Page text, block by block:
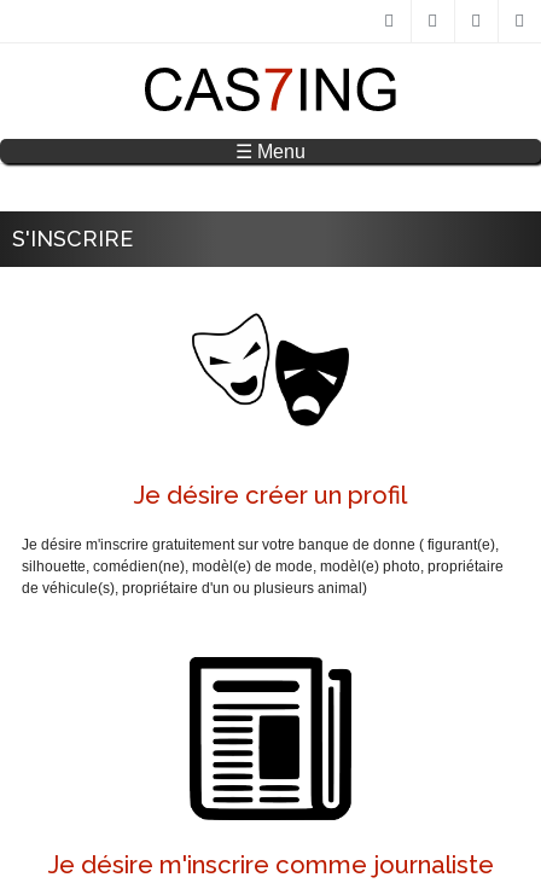
TWITTER
FACEBOOK
☰ Menu
S'INSCRIRE
Je désire créer un profil
Je désire m'inscrire gratuitement sur votre banque de donne ( figurant(e),
silhouette, comédien(ne), modèl(e) de mode, modèl(e) photo, propriétaire
de véhicule(s), propriétaire d'un ou plusieurs animal)
Je désire m'inscrire comme journaliste